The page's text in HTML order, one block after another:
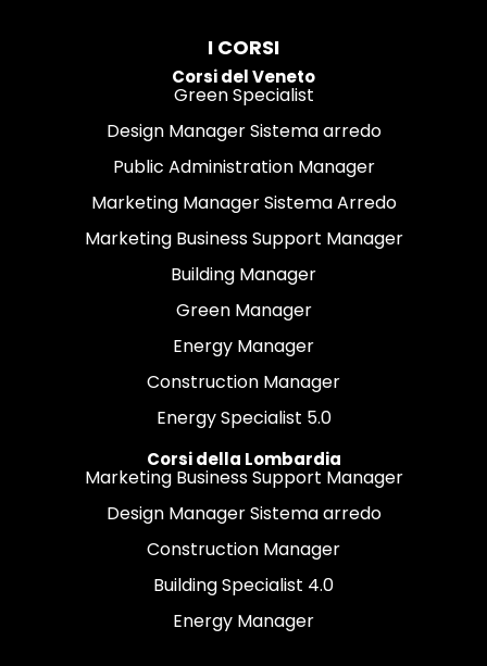
I CORSI
Corsi del Veneto
Green Specialist
Design Manager Sistema arredo
Public Administration Manager
Marketing Manager Sistema Arredo
Marketing Business Support Manager
Building Manager
Green Manager
Energy Manager
Construction Manager
Energy Specialist 5.0
Corsi della Lombardia
Marketing Business Support Manager
Design Manager Sistema arredo
Construction Manager
Building Specialist 4.0
Energy Manager